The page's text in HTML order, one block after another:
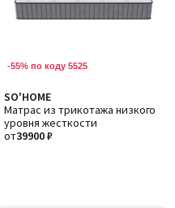
-55% по коду 5525
SO'HOME
Матрас из трикотажа низкого
уровня жесткости
от39900 ₽